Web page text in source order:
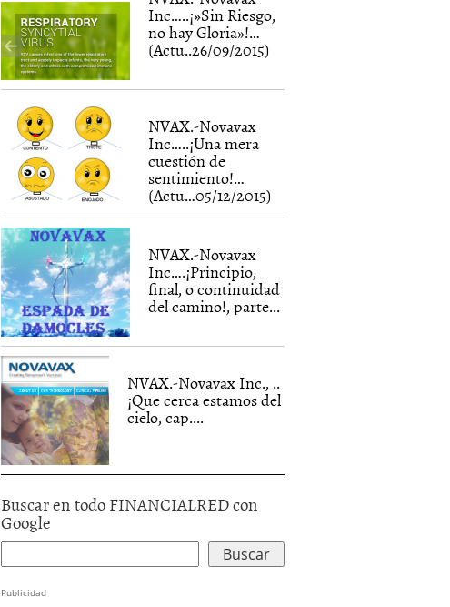
Inc…..¡»Sin Riesgo,
no hay Gloria»!…
(Actu..26/09/2015)
NVAX.-Novavax
Inc…..¡Una mera
cuestión de
sentimiento!…
(Actu…05/12/2015)
NVAX.-Novavax
Inc….¡Principio,
final, o continuidad
del camino!, parte...
NVAX.-Novavax Inc., ..
¡Que cerca estamos del
cielo, cap....
Buscar en todo FINANCIALRED con
Google
Publicidad